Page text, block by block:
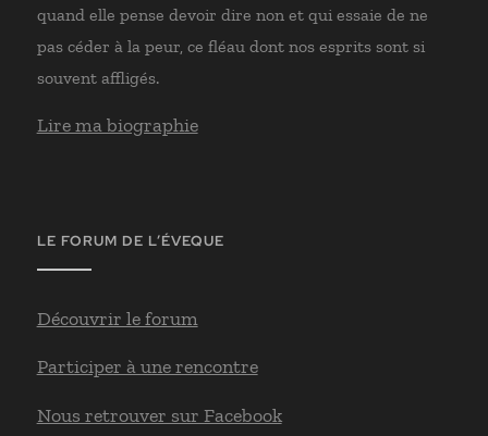
quand elle pense devoir dire non et qui essaie de ne
pas céder à la peur, ce fléau dont nos esprits sont si
souvent affligés.
Lire ma biographie
LE FORUM DE L’ÉVEQUE
Découvrir le forum
Participer à une rencontre
Nous retrouver sur Facebook